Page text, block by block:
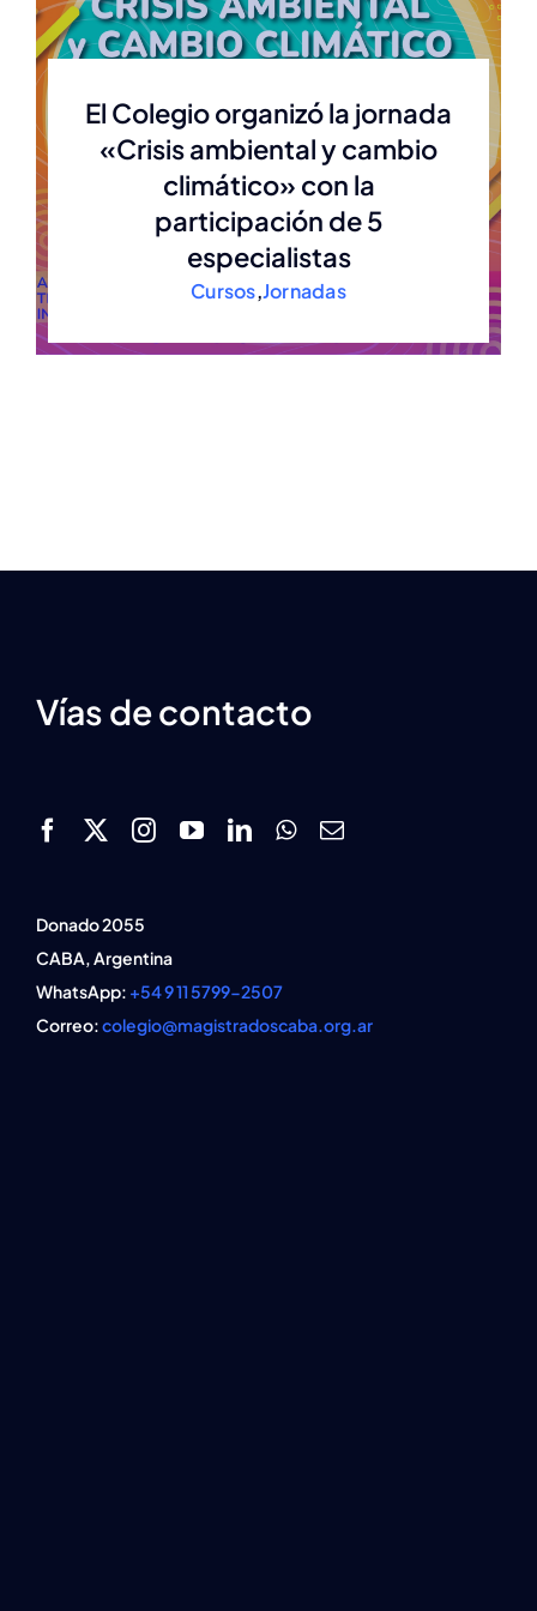
Estatuto
Actas
Autoridades anteriores
El Colegio organizó la jornada
«Crisis ambiental y cambio
climático» con la
participación de 5
especialistas
Cursos,Jornadas
Vías de contacto
Donado 2055
CABA, Argentina
WhatsApp: +54 9 11 5799-2507
Correo:colegio@magistradoscaba.org.ar